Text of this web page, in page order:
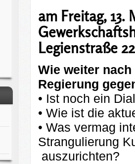
am Freitag, 13.
Legienstraße
Wie weiter
Regierung
• Ist noch ein
• Wie ist die
• Was vermag
Strangulierung
auszurichten?